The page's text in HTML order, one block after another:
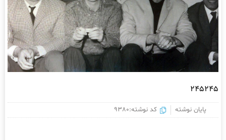
۲۴۵۲۴۵
پایان نوشته کد نوشته:9380